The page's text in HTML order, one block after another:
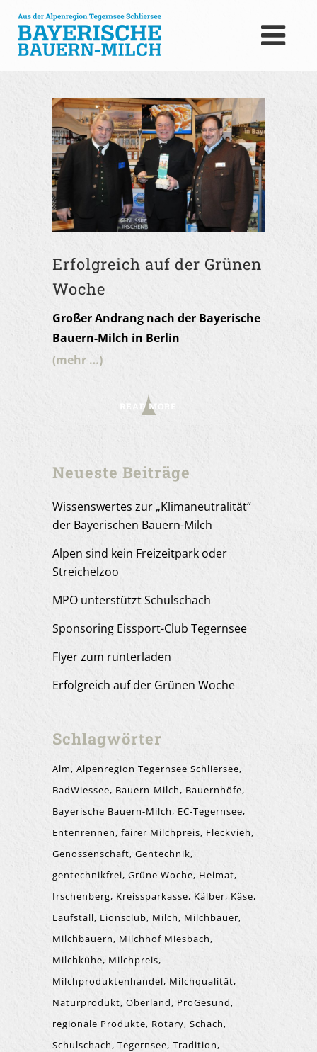
Erfolgreich auf der Grünen
Woche
Großer Andrang nach der Bayerische
Bauern-Milch in Berlin
(mehr …)
READ MORE
Neueste Beiträge
Wissenswertes zur „Klimaneutralität“
der Bayerischen Bauern-Milch
Alpen sind kein Freizeitpark oder
Streichelzoo
MPO unterstützt Schulschach
Sponsoring Eissport-Club Tegernsee
Flyer zum runterladen
Erfolgreich auf der Grünen Woche
Schlagwörter
Alm Alpenregion Tegernsee Schliersee
BadWiessee Bauern-Milch
Bauernhöfe
Bayerische Bauern-Milch
EC-Tegernsee
Entenrennen fairer Milchpreis Fleckvieh
Genossenschaft Gentechnik
gentechnikfrei Grüne Woche Heimat
Irschenberg Kreissparkasse Kälber Käse
Laufstall Lionsclub Milch
Milchbauer
Milchbauern
Milchhof Miesbach
Milchkühe Milchpreis
Milchproduktenhandel Milchqualität
Naturprodukt Oberland
ProGesund
regionale Produkte Rotary Schach
Schulschach Tegernsee Tradition